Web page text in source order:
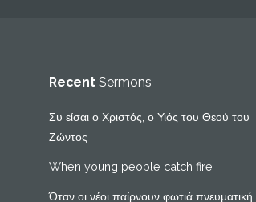
Recent Sermons
Συ είσαι ο Χριστός, ο Υιός του Θεού του
Ζώντος
When young people catch fire
Όταν οι νέοι παίρνουν φωτιά πνευματική